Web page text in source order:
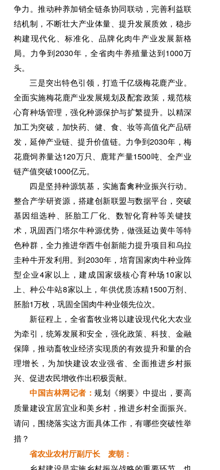
争力。推动种养加销全链条协同联动，完善利益联
结机制，不断壮大产业体量、提升发展质效，稳步
构建现代化、标准化、品牌化肉牛产业发展新格
局。力争到2030年，全省肉牛养殖量达到1000万
头。
三是突出特色引领，打造千亿级梅花鹿产业。
全面实施梅花鹿产业发展规划及配套政策，规范核
心育种场管理，强化种源保护与扩繁提升。以精深
加工为突破，加快药、健、食、妆等高值化产品研
发，延伸产业链、提升价值链。力争到2030年，梅
花鹿饲养量达120万只、鹿茸产量1500吨、全产业
链产值突破1000亿元。
四是坚持种源筑基，实施畜禽种业振兴行动。
整合产学研资源，搭建创新联盟与数据平台，突破
基因组选种、胚胎工厂化、数智化育种等关键技
术，巩固西门塔尔牛种源优势，做强延边黄牛等特
色种群，全力推进华西牛创新能力提升项目和乌拉
圭种牛开发利用。到2030年，培育国家肉牛种业阵
型企业4家以上，建成国家级核心育种场10家以
上、种公牛站8家以上，年供优质冻精1500万剂、
胚胎1万枚，巩固全国肉牛种业领先位次。
新征程上，全省畜牧业将以建设现代化大农业
为牵引，统筹发展和安全，强化政策、科技、金融
保障，推动畜牧业经济实现质的有效提升和量的合
理增长，为加快建设农业强省、全面推进乡村振
兴、促进农民增收作出积极贡献。
中国吉林网记者 ：规划《纲要》中提出，要高
质量建设宜居宜业和美乡村，推进乡村全面振兴。
请问，围绕落实这方面具体工作，有哪些突破性举
措？
省农业农村厅副厅长 麦朝：